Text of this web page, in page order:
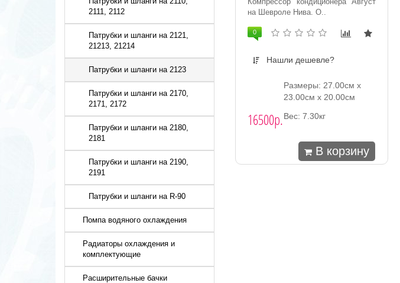
2111, 2112
Патрубки и шланги на 2121,
21213, 21214
Патрубки и шланги на 2123
Патрубки и шланги на 2170,
2171, 2172
Патрубки и шланги на 2180,
2181
Патрубки и шланги на 2190,
2191
Патрубки и шланги на R-90
Помпа водяного охлаждения
Радиаторы охлаждения и
комплектующие
Расширительные бачки
на Шевроле Нива. O..
0
Нашли дешевле?
16500р.
Размеры: 27.00см x
23.00см x 20.00см
Вес: 7.30кг
В корзину